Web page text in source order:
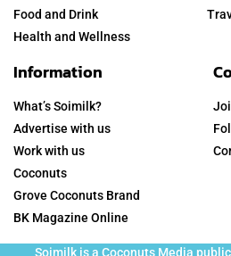
Food and Drink
Health and Wellness
Information
What’s Soimilk?
Advertise with us
Work with us
Coconuts
Grove Coconuts Brand
BK Magazine Online
Soimilk is a Coconuts Media